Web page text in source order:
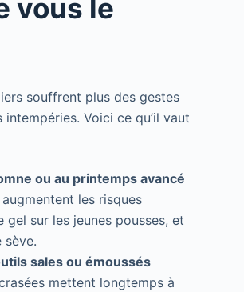
vous le
souffrent plus des gestes
Voici ce qu’il vaut
ou au printemps avancé
les risques
gel sur les jeunes pousses, et
sève.
sales ou émoussés
mettent longtemps à